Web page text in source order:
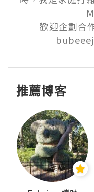
歡迎企劃合
推薦博客